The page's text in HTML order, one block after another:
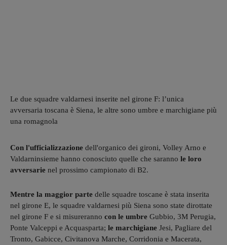
Le due squadre valdarnesi inserite nel girone F: l’unica
avversaria toscana è Siena, le altre sono umbre e marchigiane più
una romagnola
Con l'ufficializzazione dell'organico dei gironi, Volley Arno e
Valdarninsieme hanno conosciuto quelle che saranno le loro
avversarie nel prossimo campionato di B2.
Mentre la maggior parte delle squadre toscane è stata inserita
nel girone E, le squadre valdarnesi più Siena sono state dirottate
nel girone F e si misureranno con le umbre Gubbio, 3M Perugia,
Ponte Valceppi e Acquasparta; le marchigiane Jesi, Pagliare del
Tronto, Gabicce, Civitanova Marche, Corridonia e Macerata,